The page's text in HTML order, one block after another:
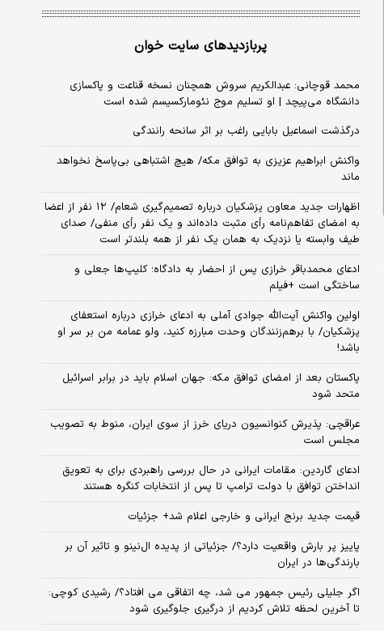
پربازدیدهای سایت خوان
محمد قوچانی: عبدالکریم سروش همچنان نسخه قناعت و پاکسازی
دانشگاه می‌پیچد | او تسلیم موج نئومارکسیسم شده است
درگذشت اسماعیل بابایی راغب بر اثر سانحه رانندگی
واکنش ابراهیم عزیزی به توافق مکه/ هیچ اشتباهی بی‌پاسخ نخواهد
ماند
اظهارات جدید معاون پزشکیان درباره تصمیم‌گیری شعام/ ۱۲ نفر از اعضا
به امضای تفاهم‌نامه رأی مثبت داده‌اند و یک نفر رأی منفی/ صدای
طیف وابسته یا نزدیک به همان یک نفر از همه بلندتر است
ادعای محمدباقر خرازی پس از احضار به دادگاه؛ کلیپ‌ها جعلی و
ساختگی است +فیلم
اولین واکنش آیت‌الله جوادی آملی به ادعای خرازی درباره استعفای
پزشکیان/ با برهم‌زنندگان وحدت مبارزه کنید، ولو عمامه من بر سر او
باشد!
پاکستان بعد از امضای توافق مکه: جهان اسلام باید در برابر اسرائیل
متحد شود
عراقچی: پذیرش کنوانسیون دریای خرز از سوی ایران، منوط به تصویب
مجلس است
ادعای گاردین: مقامات ایرانی در حال بررسی راهبردی برای به تعویق
انداختن توافق با دولت ترامپ تا پس از انتخابات کنگره هستند
قیمت جدید برنج ایرانی و خارجی اعلام شد+ جزئیات
پاییز پر بارش واقعیت دارد؟/ جزئیاتی از پدیده ال‌نینو و تاثیر آن بر
بارندگی‌ها در ایران
اگر جلیلی رئیس جمهور می شد، چه اتفاقی می افتاد؟/ رشیدی کوچی:
تا آخرین لحظه تلاش کردیم از درگیری جلوگیری شود